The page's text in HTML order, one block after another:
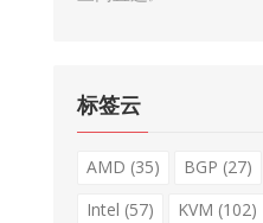
标签云
AMD (35) BGP (27)
Intel (57) KVM (102)